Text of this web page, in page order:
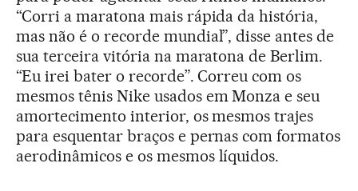
“Corri a maratona mais rápida da história,
mas não é o recorde mundial”, disse antes de
sua terceira vitória na maratona de Berlim.
“Eu irei bater o recorde”. Correu com os
mesmos tênis Nike usados em Monza e seu
amortecimento interior, os mesmos trajes
para esquentar braços e pernas com formatos
aerodinâmicos e os mesmos líquidos.